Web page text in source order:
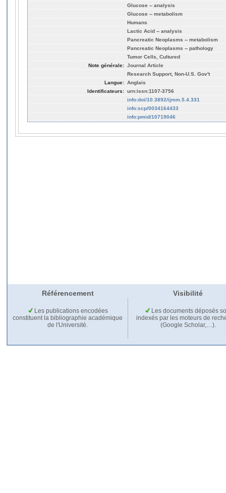
Glucose -- analysis
Glucose -- metabolism
Humans
Lactic Acid -- analysis
Pancreatic Neoplasms -- metabolism
Pancreatic Neoplasms -- pathology
Tumor Cells, Cultured
Note générale: Journal Article
Research Support, Non-U.S. Gov't
Langue: Anglais
Identificateurs: urn:issn:1107-3756
info:doi/10.3892/ijmm.5.4.331
info:scp/0034164433
info:pmid/10719046
Référencement Visibilité
Les publications encodées
constituent la bibliographie académique
de l'Université.
Les documents déposés
indexés par les moteurs de
(Google Scholar,…).